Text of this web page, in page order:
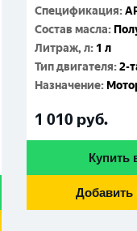
ISO: L-EGD
Состав масла:
Литраж, л: 1 л
Тип двигателя:2-
Назначение:
980руб.
Купить
Добавить